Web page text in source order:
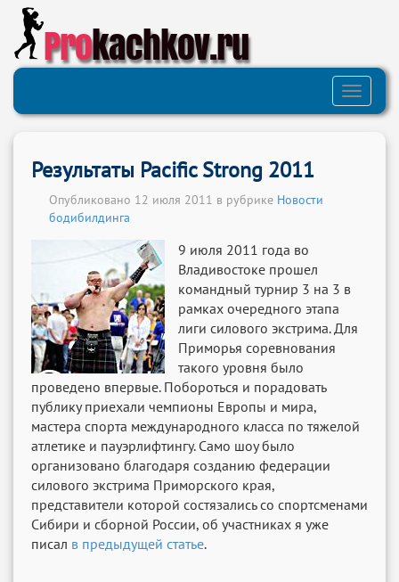
Prokachkov.ru
Toggle
Результаты Pacific Strong 2011
Опубликовано 12 июля 2011 в рубрике Новости
бодибилдинга
9 июля 2011 года во
Владивостоке прошел
командный турнир 3 на 3 в
рамках очередного этапа
лиги силового экстрима. Для
Приморья соревнования
такого уровня было
проведено впервые. Побороться и порадовать
публику приехали чемпионы Европы и мира,
мастера спорта международного класса по тяжелой
атлетике и пауэрлифтингу. Само шоу было
организовано благодаря созданию федерации
силового экстрима Приморского края,
представители которой состязались со спортсменами
Сибири и сборной России, об участниках я уже
писал в предыдущей статье.